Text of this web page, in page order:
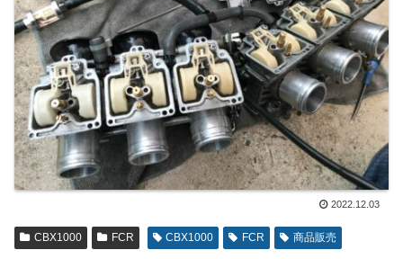
2022.12.03
CBX1000 FCR CBX1000 FCR 商品販売